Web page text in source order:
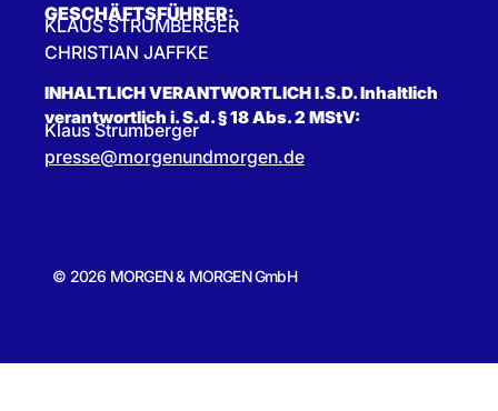
GESCHÄFTSFÜHRER:
KLAUS STRUMBERGER
CHRISTIAN JAFFKE
INHALTLICH VERANTWORTLICH I.S.D. Inhaltlich
verantwortlich i. S.d. § 18 Abs. 2 MStV:
Klaus Strumberger
presse@morgenundmorgen.de
© 2026 MORGEN & MORGEN GmbH